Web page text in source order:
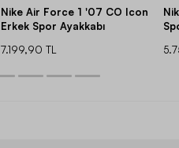
Nike Air Force 1 '07 CO Icon
Erkek Spor Ayakkabı
7.199,90 TL